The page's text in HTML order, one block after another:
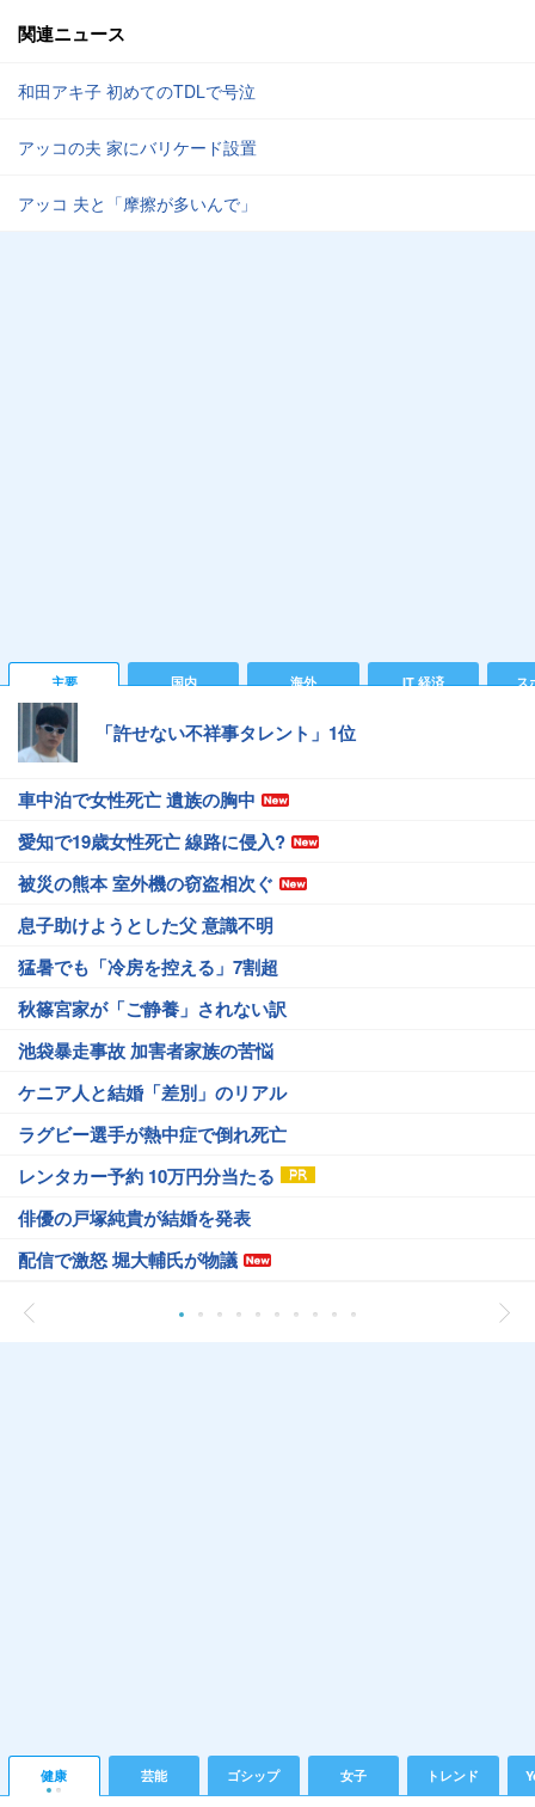
関連ニュース
和田アキ子 初めてのTDLで号泣
アッコの夫 家にバリケード設置
アッコ 夫と「摩擦が多いんで」
主要 国内 海外 IT 経済 ス
「許せない不祥事タレント」1位
車中泊で女性死亡 遺族の胸中
愛知で19歳女性死亡 線路に侵入?
被災の熊本 室外機の窃盗相次ぐ
息子助けようとした父 意識不明
猛暑でも「冷房を控える」7割超
秋篠宮家が「ご静養」されない訳
池袋暴走事故 加害者家族の苦悩
ケニア人と結婚「差別」のリアル
ラグビー選手が熱中症で倒れ死亡
レンタカー予約 10万円分当たる
俳優の戸塚純貴が結婚を発表
配信で激怒 堀大輔氏が物議
健康 芸能 ゴシップ 女子 トレンド